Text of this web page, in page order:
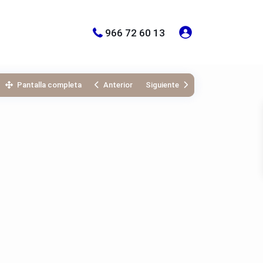
966 72 60 13
Pantalla completa Anterior Siguiente